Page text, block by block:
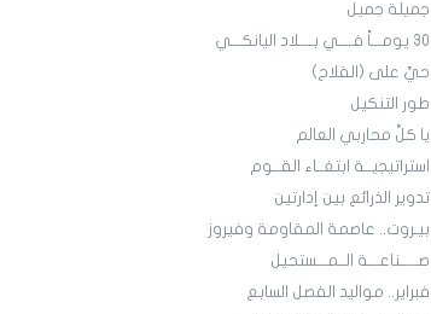
جميلة جميل
30 يومـــاً فــــي بــــلاد اليانكـــي
حيَّ على (الفلاح)
طور التنكيل
يا كلَّ محاربي العالم
استراتيجيــة ابتغــاء القــوم
تدوير الذرائع بين إدارتين
بيـروت.. عاصمة المقاومة وفيروز
صـــــناعـــة الــمـــستحيل
فبراير.. مواليد الفصل السابع